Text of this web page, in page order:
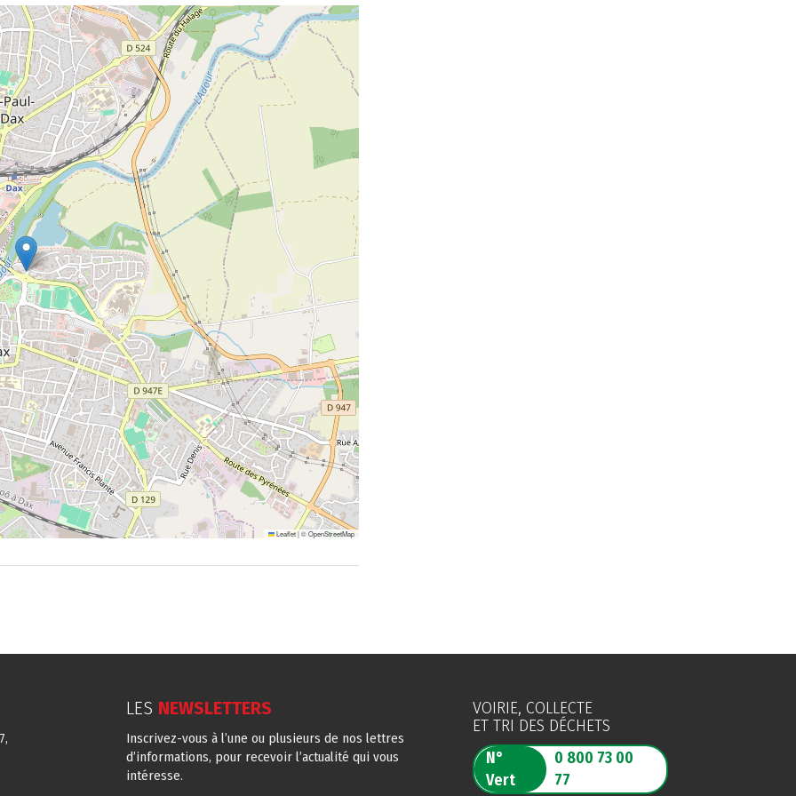
Leaflet|©OpenStreetMap
LES NEWSLETTERS
Inscrivez-vous à l’une ou plusieurs de nos lettres
d’informations, pour recevoir l’actualité qui vous
intéresse.
VOIRIE, COLLECTE
ET TRI DES DÉCHETS
N°
Vert
0 800 73 00
77